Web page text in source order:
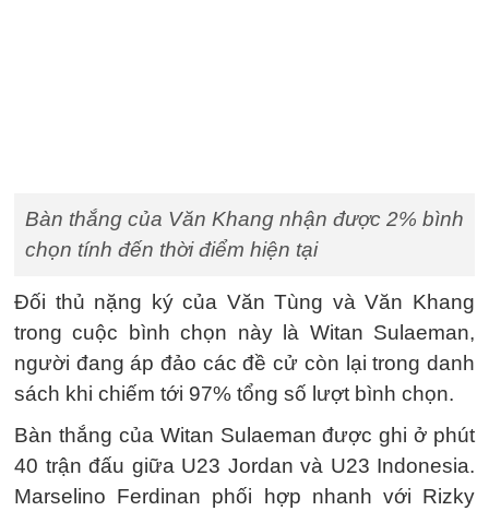
Bàn thắng của Văn Khang nhận được 2% bình
chọn tính đến thời điểm hiện tại
Đối thủ nặng ký của Văn Tùng và Văn Khang
trong cuộc bình chọn này là Witan Sulaeman,
người đang áp đảo các đề cử còn lại trong danh
sách khi chiếm tới 97% tổng số lượt bình chọn.
Bàn thắng của Witan Sulaeman được ghi ở phút
40 trận đấu giữa U23 Jordan và U23 Indonesia.
Marselino Ferdinan phối hợp nhanh với Rizky